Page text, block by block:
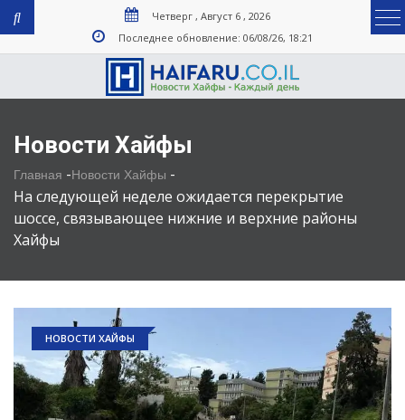
Четверг , Август 6 , 2026
Последнее обновление: 06/08/26, 18:21
Новости Хайфы
Главная -Новости Хайфы -
На следующей неделе ожидается перекрытие
шоссе, связывающее нижние и верхние районы
Хайфы
НОВОСТИ ХАЙФЫ